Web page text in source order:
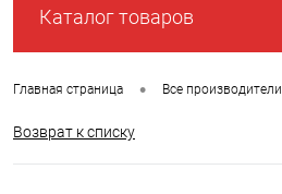
Каталог товаров
Главная страница • Все производители
Возврат к списку